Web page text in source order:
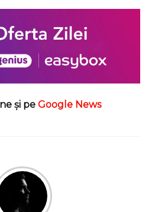
și pe Google News